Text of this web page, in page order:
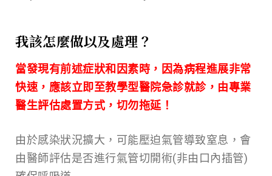
我該怎麼做以及處理？
當發現有前述症狀和因素時，因為病程進展非常
快速，應該立即至教學型醫院急診就診， 由專業
醫生評估處置方式， 切勿拖延！
由於感染狀況擴大，可能壓迫氣管導致窒息，會
由醫師評估是否進行氣管切開術(非由口內插管)